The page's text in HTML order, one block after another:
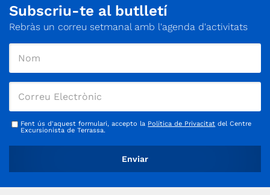
Subscriu-te al butlletí
Rebràs un correu setmanal amb l'agenda d'activitats
Fent ús d'aquest formulari, accepto la Política de Privacitat del Centre
Excursionista de Terrassa.